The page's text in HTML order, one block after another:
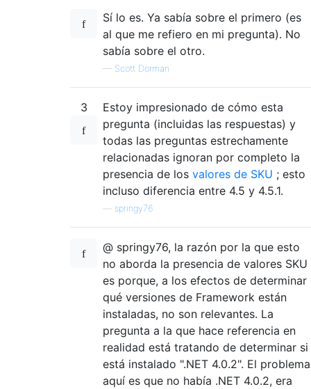
Sí lo es. Ya sabía sobre el primero (es
al que me refiero en mi pregunta). No
sabía sobre el otro.
— Scott Dorman
3
Estoy impresionado de cómo esta
pregunta (incluidas las respuestas) y
todas las preguntas estrechamente
relacionadas ignoran por completo la
presencia de los valores de SKU ; esto
incluso diferencia entre 4.5 y 4.5.1.
springy76
@ springy76, la razón por la que esto
no aborda la presencia de valores SKU
es porque, a los efectos de determinar
qué versiones de Framework están
instaladas, no son relevantes. La
pregunta a la que hace referencia en
realidad está tratando de determinar si
está instalado ".NET 4.0.2". El problema
aquí es que no había .NET 4.0.2, era